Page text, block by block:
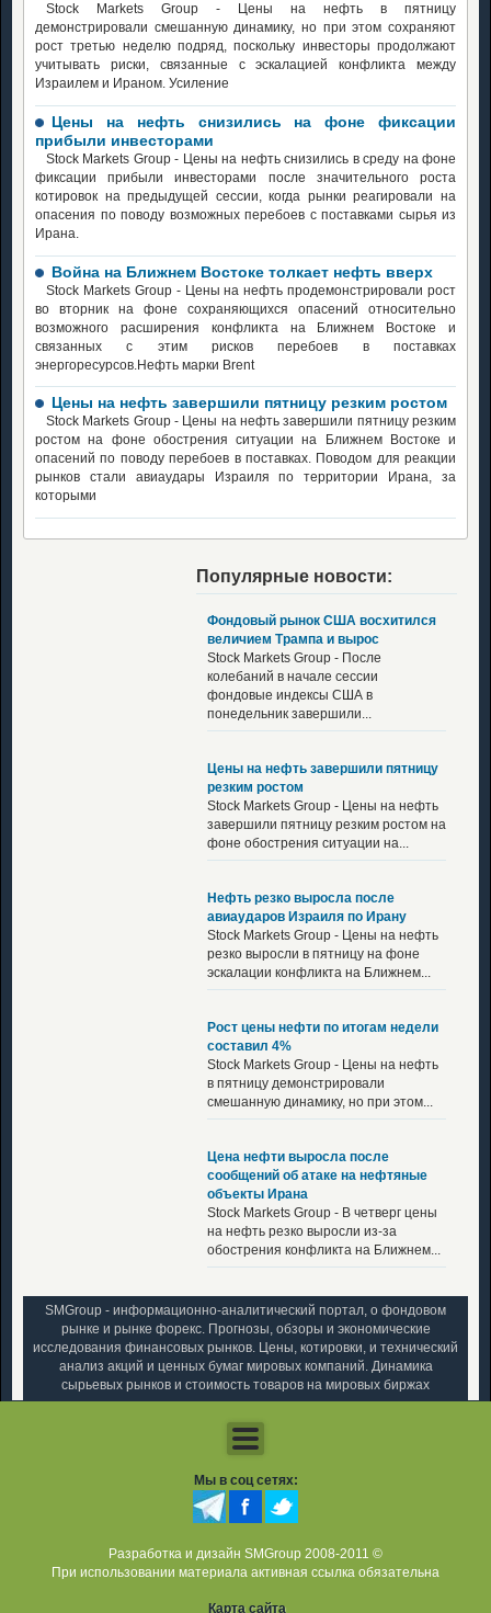
Stock Markets Group - Цены на нефть в пятницу
демонстрировали смешанную динамику, но при этом сохраняют
рост третью неделю подряд, поскольку инвесторы продолжают
учитывать риски, связанные с эскалацией конфликта между
Израилем и Ираном. Усиление
Цены на нефть снизились на фоне фиксации
прибыли инвесторами
Stock Markets Group - Цены на нефть снизились в среду на фоне
фиксации прибыли инвесторами после значительного роста
котировок на предыдущей сессии, когда рынки реагировали на
опасения по поводу возможных перебоев с поставками сырья из
Ирана.
Война на Ближнем Востоке толкает нефть вверх
Stock Markets Group - Цены на нефть продемонстрировали рост
во вторник на фоне сохраняющихся опасений относительно
возможного расширения конфликта на Ближнем Востоке и
связанных с этим рисков перебоев в поставках
энергоресурсов.Нефть марки Brent
Цены на нефть завершили пятницу резким ростом
Stock Markets Group - Цены на нефть завершили пятницу резким
ростом на фоне обострения ситуации на Ближнем Востоке и
опасений по поводу перебоев в поставках. Поводом для реакции
рынков стали авиаудары Израиля по территории Ирана, за
которыми
Популярные новости:
Фондовый рынок США восхитился
величием Трампа и вырос
Stock Markets Group - После
колебаний в начале сессии
фондовые индексы США в
понедельник завершили...
Цены на нефть завершили пятницу
резким ростом
Stock Markets Group - Цены на нефть
завершили пятницу резким ростом на
фоне обострения ситуации на...
Нефть резко выросла после
авиаударов Израиля по Ирану
Stock Markets Group - Цены на нефть
резко выросли в пятницу на фоне
эскалации конфликта на Ближнем...
Рост цены нефти по итогам недели
составил 4%
Stock Markets Group - Цены на нефть
в пятницу демонстрировали
смешанную динамику, но при этом...
Цена нефти выросла после
сообщений об атаке на нефтяные
объекты Ирана
Stock Markets Group - В четверг цены
на нефть резко выросли из-за
обострения конфликта на Ближнем...
SMGroup - информационно-аналитический портал, о фондовом
рынке и рынке форекс. Прогнозы, обзоры и экономические
исследования финансовых рынков. Цены, котировки, и технический
анализ акций и ценных бумаг мировых компаний. Динамика
сырьевых рынков и стоимость товаров на мировых биржах
Мы в соц сетях:
Разработка и дизайн SMGroup 2008-2011 ©
При использовании материала активная ссылка обязательна
Карта сайта